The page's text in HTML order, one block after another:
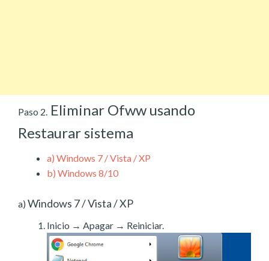
Paso 2. Eliminar Ofww usando
Restaurar sistema
a) Windows 7 / Vista / XP
b) Windows 8/10
a) Windows 7 / Vista / XP
Inicio → Apagar → Reiniciar.